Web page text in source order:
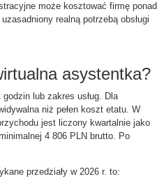
może kosztować firmę ponad
realną potrzebą obsługi
asystentka?
lub zakres usług. Dla
niż pełen koszt etatu. W
jest liczony kwartalnie jako
4 806 PLN brutto. Po
przedziały w 2026 r. to: